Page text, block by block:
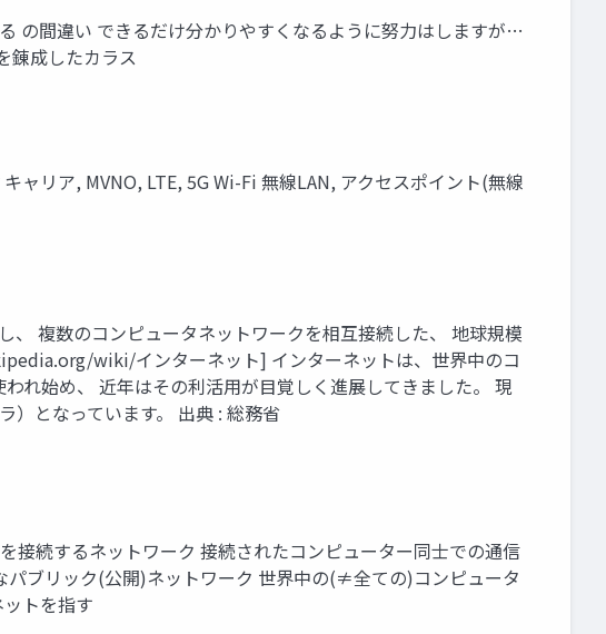
の間違い できるだけ分かりやすくなるように努力はしますが…
錬成したカラス
ャリア, MVNO, LTE, 5G Wi-Fi 無線LAN, アクセスポイント(無線
複数のコンピュータネットワークを相互接続した、 地球規模
wiki/インターネット] インターネットは、世界中のコ
れ始め、 近年はその利活用が目覚しく進展してきました。 現
）となっています。 出典 : 総務省
接続するネットワーク 接続されたコンピューター同士での通信
ブリック(公開)ネットワーク 世界中の(≠全ての)コンピュータ
トを指す